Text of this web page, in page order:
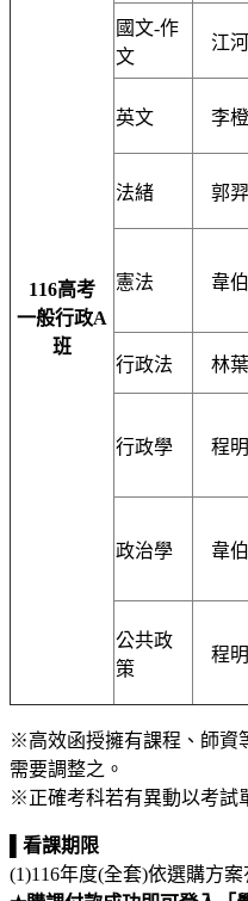
116高考
一般行政A
班
國文-作
文
江河
英文 李橙
法緒 郭羿
憲法 韋伯
行政法 林葉
行政學 程明
政治學 韋伯
公共政
策
程明
※高效函授擁有課程、師資
需要調整之。
※正確考科若有異動以考試
看課期限
(1)116年度(全套)依選購方案